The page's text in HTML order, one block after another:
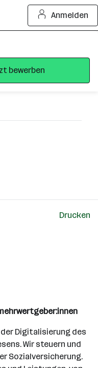
Anmelden
bewerben
Drucken
der Digitalisierung des
Wir steuern und
Sozialversicherung.